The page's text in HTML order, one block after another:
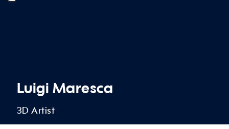
Luigi Maresca
3D Artist